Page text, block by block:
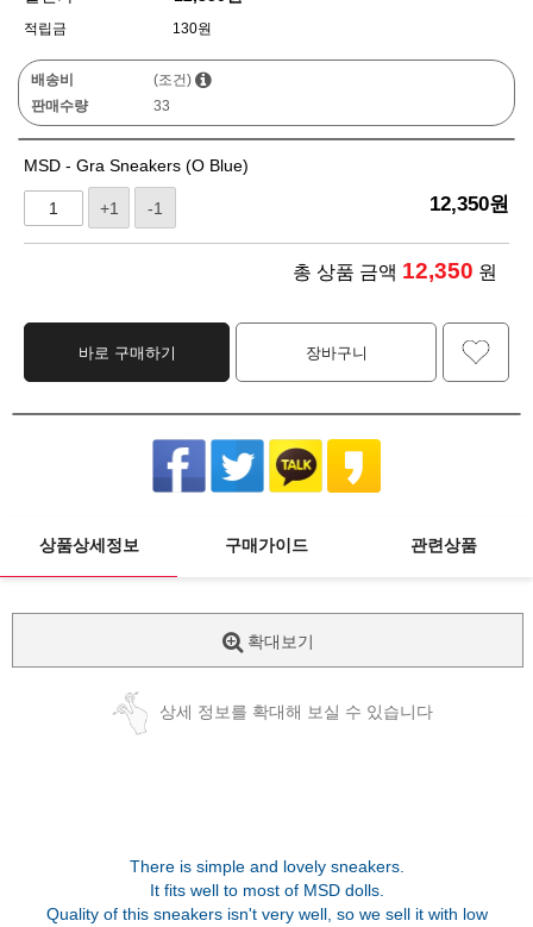
적립금 130원
배송비
(조건)
판매수량
33
MSD - Gra Sneakers (O Blue)
+1 -1 12,350원
총 상품 금액 12,350 원
바로 구매하기 장바구니
상품상세정보 구매가이드 관련상품
확대보기
상세 정보를 확대해 보실 수 있습니다
There is simple and lovely sneakers.
It fits well to most of MSD dolls.
Quality of this sneakers isn't very well, so we sell it with low